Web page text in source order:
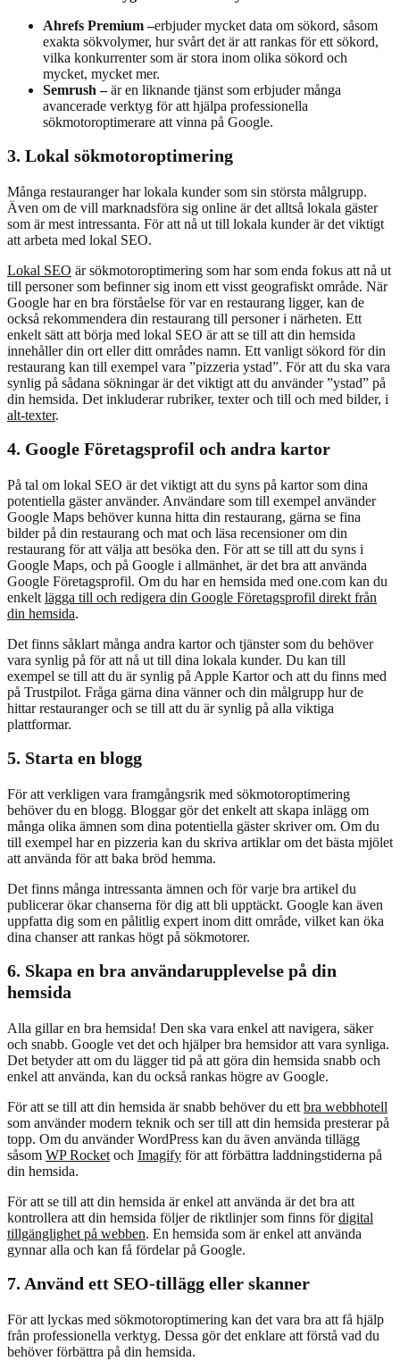
Ahrefs Premium –erbjuder mycket data om sökord, såsom
exakta sökvolymer, hur svårt det är att rankas för ett sökord,
vilka konkurrenter som är stora inom olika sökord och
mycket, mycket mer.
Semrush –är en liknande tjänst som erbjuder många
avancerade verktyg för att hjälpa professionella
sökmotoroptimerare att vinna på Google.
3. Lokal sökmotoroptimering
Många restauranger har lokala kunder som sin största målgrupp.
Även om de vill marknadsföra sig online är det alltså lokala gäster
som är mest intressanta. För att nå ut till lokala kunder är det viktigt
att arbeta med lokal SEO.
Lokal SEO är sökmotoroptimering som har som enda fokus att nå ut
till personer som befinner sig inom ett visst geografiskt område. När
Google har en bra förståelse för var en restaurang ligger, kan de
också rekommendera din restaurang till personer i närheten. Ett
enkelt sätt att börja med lokal SEO är att se till att din hemsida
innehåller din ort eller ditt områdes namn. Ett vanligt sökord för din
restaurang kan till exempel vara ”pizzeria ystad”. För att du ska vara
synlig på sådana sökningar är det viktigt att du använder ”ystad” på
din hemsida. Det inkluderar rubriker, texter och till och med bilder, i
alt-texter.
4. Google Företagsprofil och andra kartor
På tal om lokal SEO är det viktigt att du syns på kartor som dina
potentiella gäster använder. Användare som till exempel använder
Google Maps behöver kunna hitta din restaurang, gärna se fina
bilder på din restaurang och mat och läsa recensioner om din
restaurang för att välja att besöka den. För att se till att du syns i
Google Maps, och på Google i allmänhet, är det bra att använda
Google Företagsprofil. Om du har en hemsida med one.com kan du
enkelt lägga till och redigera din Google Företagsprofil direkt från
din hemsida.
Det finns såklart många andra kartor och tjänster som du behöver
vara synlig på för att nå ut till dina lokala kunder. Du kan till
exempel se till att du är synlig på Apple Kartor och att du finns med
på Trustpilot. Fråga gärna dina vänner och din målgrupp hur de
hittar restauranger och se till att du är synlig på alla viktiga
plattformar.
5. Starta en blogg
För att verkligen vara framgångsrik med sökmotoroptimering
behöver du en blogg. Bloggar gör det enkelt att skapa inlägg om
många olika ämnen som dina potentiella gäster skriver om. Om du
till exempel har en pizzeria kan du skriva artiklar om det bästa mjölet
att använda för att baka bröd hemma.
Det finns många intressanta ämnen och för varje bra artikel du
publicerar ökar chanserna för dig att bli upptäckt. Google kan även
uppfatta dig som en pålitlig expert inom ditt område, vilket kan öka
dina chanser att rankas högt på sökmotorer.
6. Skapa en bra användarupplevelse på din
hemsida
Alla gillar en bra hemsida! Den ska vara enkel att navigera, säker
och snabb. Google vet det och hjälper bra hemsidor att vara synliga.
Det betyder att om du lägger tid på att göra din hemsida snabb och
enkel att använda, kan du också rankas högre av Google.
För att se till att din hemsida är snabb behöver du ett bra webbhotell
som använder modern teknik och ser till att din hemsida presterar på
topp. Om du använderWordPress kan du även använda tillägg
såsom WP Rocket och Imagify för att förbättra laddningstiderna på
din hemsida.
För att se till att din hemsida är enkel att använda är det bra att
kontrollera att din hemsida följer de riktlinjer som finns fördigital
tillgänglighet på webben. En hemsida som är enkel att använda
gynnar alla och kan få fördelar på Google.
7. Använd ett SEO-tillägg eller skanner
För att lyckas med sökmotoroptimering kan det vara bra att få hjälp
från professionella verktyg. Dessa gör det enklare att förstå vad du
behöver förbättra på din hemsida.